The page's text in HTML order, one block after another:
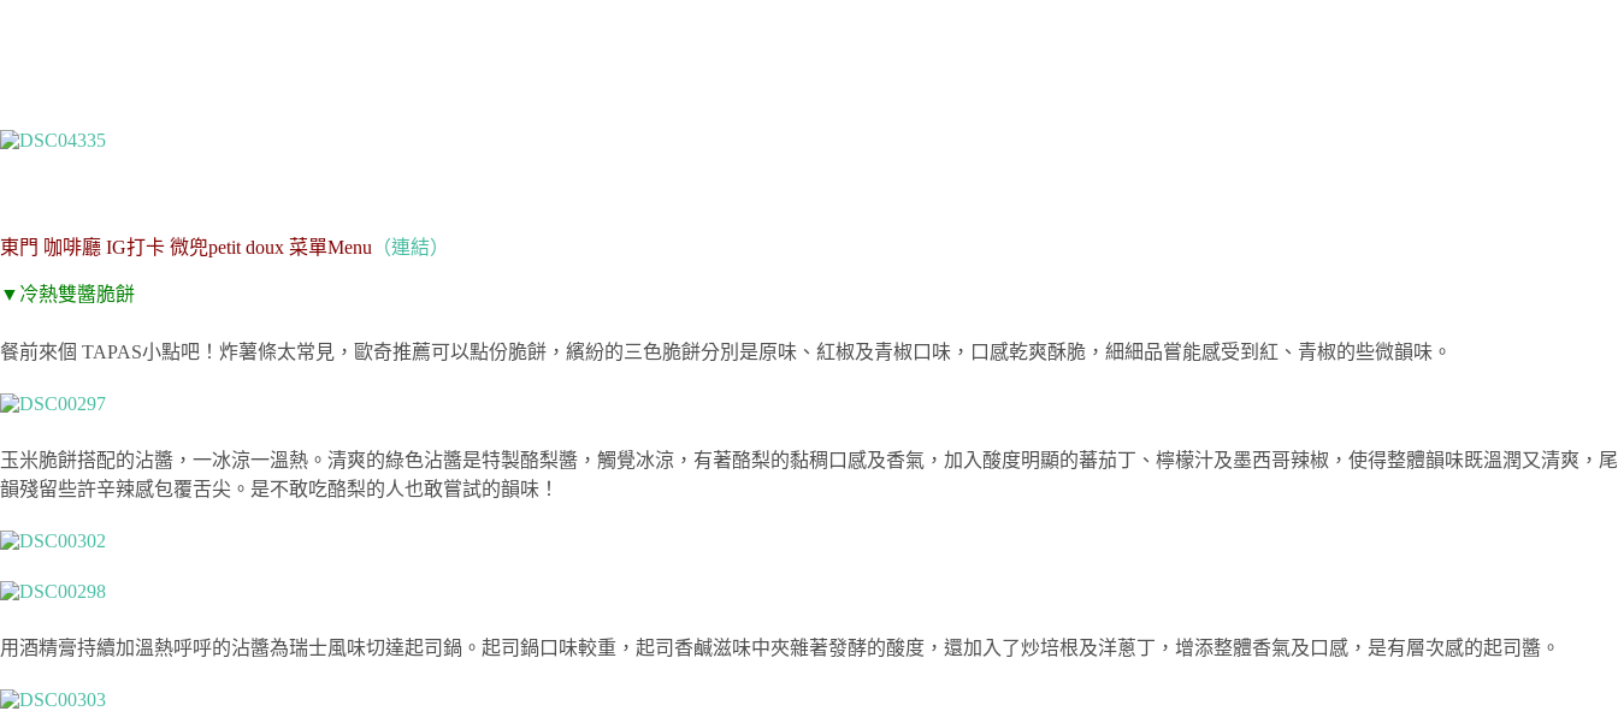
東門 咖啡廳 IG打卡 微兜petit doux 菜單Menu （連結）
▼ 冷熱雙醬脆餅
餐前來個 TAPAS小點吧！炸薯條太常見，歐奇推薦可以點份脆餅，繽紛的三色脆餅分別是原味、紅椒及青椒口味，口感乾爽酥脆，細細品嘗能感受到紅、青椒的些微韻味。
玉米脆餅搭配的沾醬，一冰涼一溫熱。清爽的綠色沾醬是特製酪梨醬，觸覺冰涼，有著酪梨的黏稠口感及香氣，加入酸度明顯的蕃茄丁、檸檬汁及墨西哥辣椒，使得整體韻味既溫潤又清爽，尾
韻殘留些許辛辣感包覆舌尖。是不敢吃酪梨的人也敢嘗試的韻味！
用酒精膏持續加溫熱呼呼的沾醬為瑞士風味切達起司鍋。起司鍋口味較重，起司香鹹滋味中夾雜著發酵的酸度，還加入了炒培根及洋蔥丁，增添整體香氣及口感，是有層次感的起司醬。